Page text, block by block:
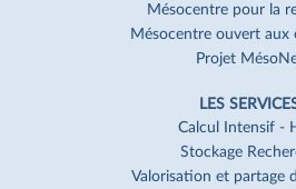
Mésocentre pour la
Mésocentre ouvert aux
Projet
LES
Calcul Intensif -
Stockage
Valorisation et partage